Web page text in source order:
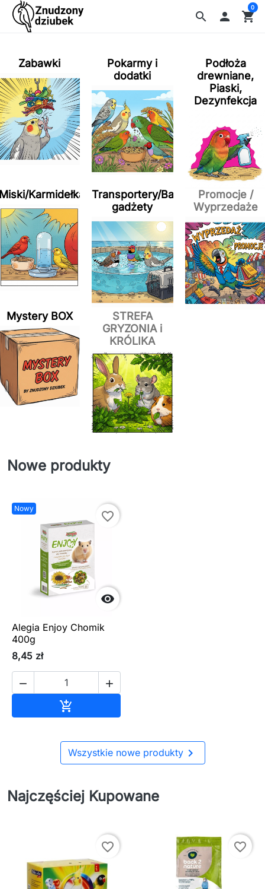
search  shopping_cart
0
Zabawki
Pokarmy i
dodatki
Podłoża
drewniane,
Piaski,
Dezynfekcja
Karmidełka/PoidełkaTransportery/Baseny/inne
gadżety
Promocje /
Wyprzedaże
Mystery BOX
STREFA
GRYZONIA i
KRÓLIKA
Nowe produkty
Nowy

favorite_border
Alegia Enjoy Chomik
400g
8,45 zł
 

Wszystkie nowe produkty
Najczęściej Kupowane
favorite_border favorite_border